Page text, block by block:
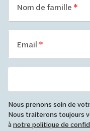
Nom de famille
Email
Nous prenons soin de
Nous traiterons toujours
ànotre politique de